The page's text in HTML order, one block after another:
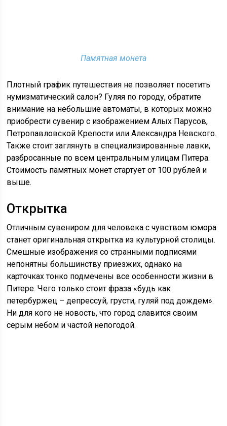
Памятная монета
Плотный график путешествия не позволяет посетить
нумизматический салон? Гуляя по городу, обратите
внимание на небольшие автоматы, в которых можно
приобрести сувенир с изображением Алых Парусов,
Петропавловской Крепости или Александра Невского.
Также стоит заглянуть в специализированные лавки,
разбросанные по всем центральным улицам Питера.
Стоимость памятных монет стартует от 100 рублей и
выше.
Открытка
Отличным сувениром для человека с чувством юмора
станет оригинальная открытка из культурной столицы.
Смешные изображения со странными подписями
непонятны большинству приезжих, однако на
карточках тонко подмечены все особенности жизни в
Питере. Чего только стоит фраза «будь как
петербуржец – депрессуй, грусти, гуляй под дождем».
Ни для кого не новость, что город славится своим
серым небом и частой непогодой.